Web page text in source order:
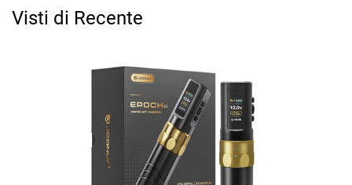
Visti di Recente